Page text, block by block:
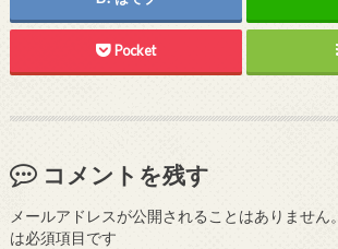
Pocket
コメントを残す
メールアドレスが公開されることはありません。
は必須項目です